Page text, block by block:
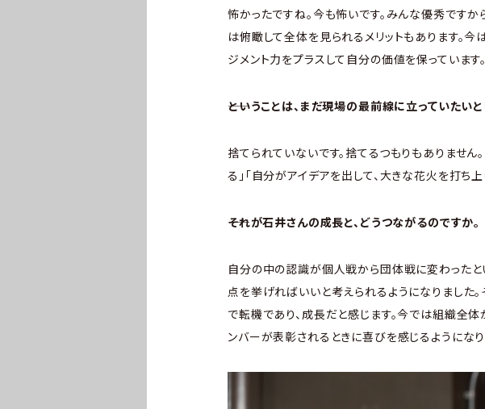
怖かったですね。今も怖いです。みんな優秀です
は俯瞰して全体を見られるメリットもあります。
ジメント力をプラスして自分の価値を保っています。
――ということは、まだ現場の最前線に立っていたい
捨てられていないです。捨てるつもりもありません
る」「自分がアイデアを出して、大きな花火を打ち
――それが石井さんの成長と、どうつながるのですか。
自分の中の認識が個人戦から団体戦に変わったと
点を挙げればいいと考えられるようになりました
で転機であり、成長だと感じます。今では組織全
ンバーが表彰されるときに喜びを感じるようになり